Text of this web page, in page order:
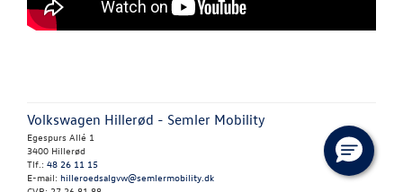
JOB OG
Volkswagen Hillerød - Semler Mobility
Egespurs Allé 1
3400 Hillerød
Tlf.: 48 26 11 15
E-mail: hilleroedsalgvw@semlermobility.dk